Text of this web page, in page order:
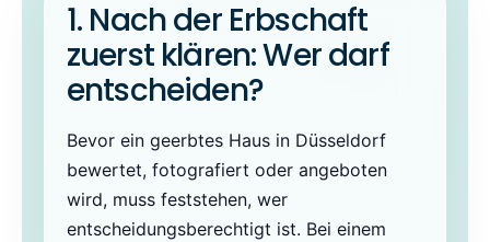
1. Nach der Erbschaft
zuerst klären: Wer darf
entscheiden?
Bevor ein geerbtes Haus in Düsseldorf
bewertet, fotografiert oder angeboten
wird, muss feststehen, wer
entscheidungsberechtigt ist. Bei einem